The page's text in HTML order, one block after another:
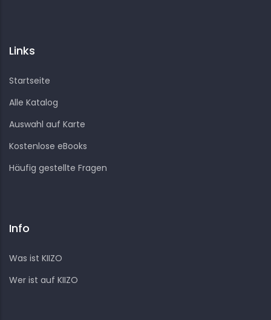
Links
Startseite
Alle Katalog
Auswahl auf Karte
Kostenlose eBooks
Häufig gestellte Fragen
Info
Was ist KIIZO
Wer ist auf KIIZO